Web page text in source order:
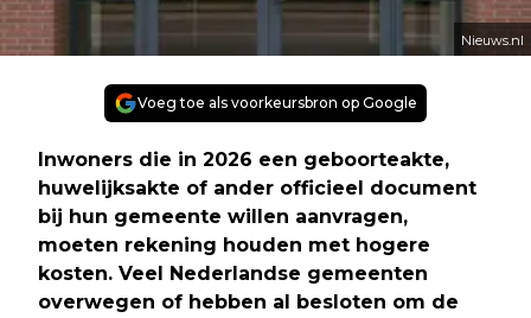
Nieuws.nl
Voeg toe als voorkeursbron op Google
Inwoners die in 2026 een geboorteakte,
huwelijksakte of ander officieel document
bij hun gemeente willen aanvragen,
moeten rekening houden met hogere
kosten. Veel Nederlandse gemeenten
overwegen of hebben al besloten om de